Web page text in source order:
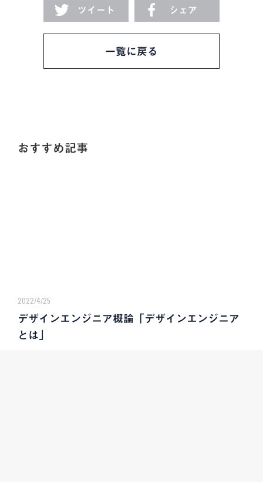
ツイート シェア
一覧に戻る
おすすめ記事
2022/4/25
デザインエンジニア概論「デザインエンジニア
とは」